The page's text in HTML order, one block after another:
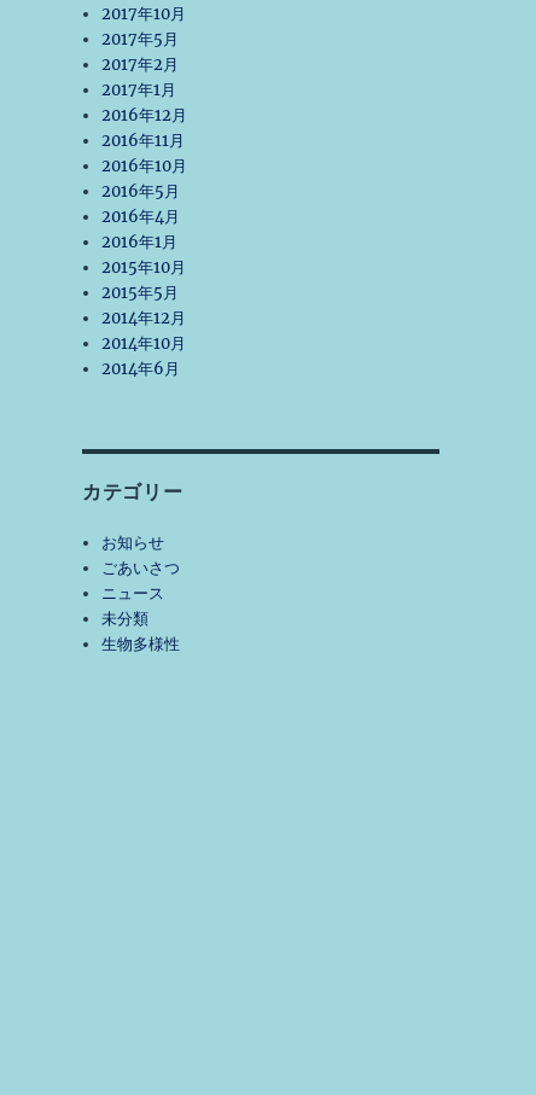
2017年10月
2017年5月
2017年2月
2017年1月
2016年12月
2016年11月
2016年10月
2016年5月
2016年4月
2016年1月
2015年10月
2015年5月
2014年12月
2014年10月
2014年6月
カテゴリー
お知らせ
ごあいさつ
ニュース
未分類
生物多様性